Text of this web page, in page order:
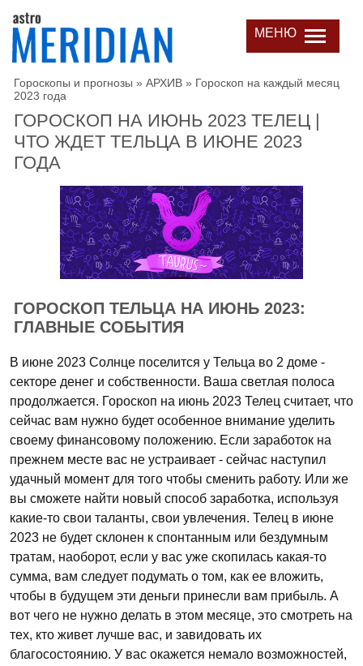
МЕНЮ
Гороскопы и прогнозы » АРХИВ » Гороскоп на каждый месяц
2023 года
ГОРОСКОП НА ИЮНЬ 2023 ТЕЛЕЦ |
ЧТО ЖДЕТ ТЕЛЬЦА В ИЮНЕ 2023
ГОДА
ГОРОСКОП ТЕЛЬЦА НА ИЮНЬ 2023:
ГЛАВНЫЕ СОБЫТИЯ
В июне 2023 Солнце поселится у Тельца во 2 доме -
секторе денег и собственности. Ваша светлая полоса
продолжается. Гороскоп на июнь 2023 Телец считает, что
сейчас вам нужно будет особенное внимание уделить
своему финансовому положению. Если заработок на
прежнем месте вас не устраивает - сейчас наступил
удачный момент для того чтобы сменить работу. Или же
вы сможете найти новый способ заработка, используя
какие-то свои таланты, свои увлечения. Телец в июне
2023 не будет склонен к спонтанным или бездумным
тратам, наоборот, если у вас уже скопилась какая-то
сумма, вам следует подумать о том, как ее вложить,
чтобы в будущем эти деньги принесли вам прибыль. А
вот чего не нужно делать в этом месяце, это смотреть на
тех, кто живет лучше вас, и завидовать их
благосостоянию. У вас окажется немало возможностей,